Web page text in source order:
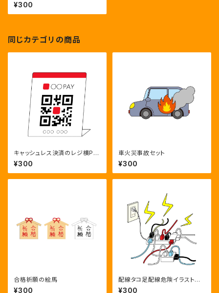
¥300
同じカテゴリの商品
キャッシュレス決済のレジ横PO
P
¥300
車火災事故セット
¥300
合格祈願の絵馬
¥300
配線タコ足配線危険イラストシ
リーズ
¥300